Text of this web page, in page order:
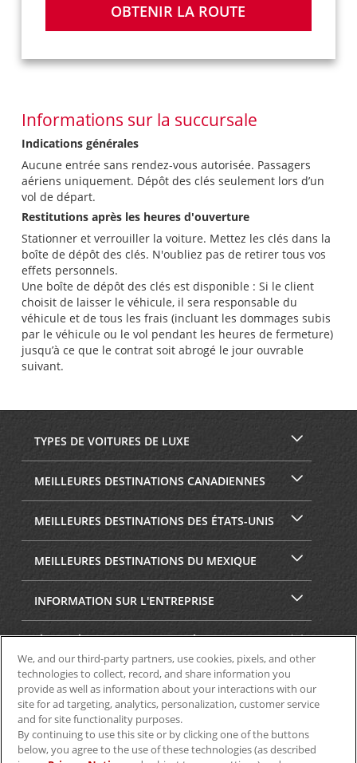
OBTENIR LA ROUTE
Informations sur la succursale
Indications générales
Aucune entrée sans rendez-vous autorisée. Passagers
aériens uniquement. Dépôt des clés seulement lors d’un
vol de départ.
Restitutions après les heures d'ouverture
Stationner et verrouiller la voiture. Mettez les clés dans la
boîte de dépôt des clés. N'oubliez pas de retirer tous vos
effets personnels.
Une boîte de dépôt des clés est disponible : Si le client
choisit de laisser le véhicule, il sera responsable du
véhicule et de tous les frais (incluant les dommages subis
par le véhicule ou le vol pendant les heures de fermeture)
jusqu’à ce que le contrat soit abrogé le jour ouvrable
suivant.
TYPES DE VOITURES DE LUXE
MEILLEURES DESTINATIONS CANADIENNES
MEILLEURES DESTINATIONS DES ÉTATS-UNIS
MEILLEURES DESTINATIONS DU MEXIQUE
INFORMATION SUR L'ENTREPRISE
SÉCURITÉ ET CONFIDENTIALITÉ
We, and our third-party partners, use cookies, pixels, and other
technologies to collect, record, and share information you
provide as well as information about your interactions with our
site for ad targeting, analytics, personalization, customer service
and for site functionality purposes.
By continuing to use this site or by clicking one of the buttons
below, you agree to the use of these technologies (as described